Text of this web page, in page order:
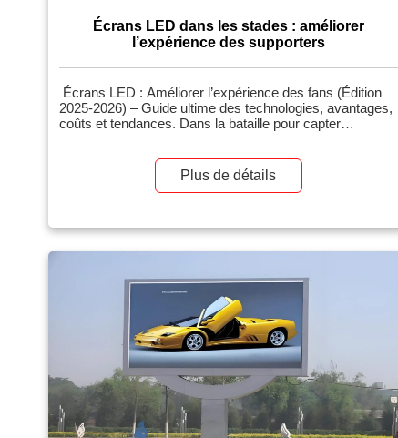
Écrans LED dans les stades : améliorer
l’expérience des supporters
Écrans LED : Améliorer l’expérience des fans (Édition
2025-2026) – Guide ultime des technologies, avantages,
coûts et tendances. Dans la bataille pour capter
diffusion en 8K à domicile, les salles de spectacle se
sont tournées vers un atout majeur : la technologie
visuelle immersive. Fin 2025, le « Jumbotron » d’antan
Plus de détails